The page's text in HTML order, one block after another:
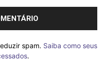
spam. Saiba como seus
.